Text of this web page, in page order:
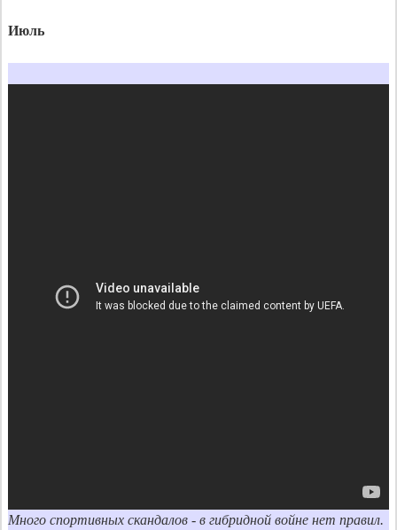
Июль
Много спортивных скандалов - в гибридной войне нет правил.